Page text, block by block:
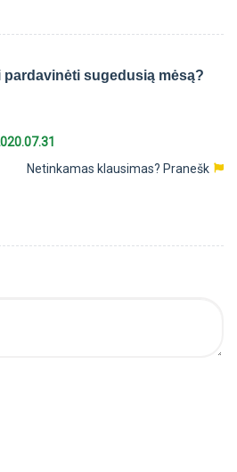
pardavinėti sugedusią mėsą?
Netinkamas klausimas? Pranešk